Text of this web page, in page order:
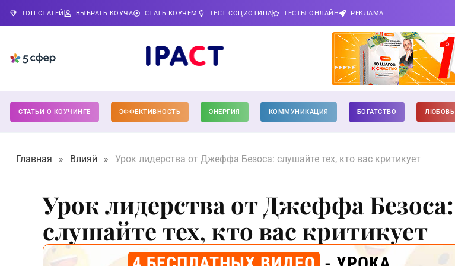
ТОП СТАТЕЙ ВЫБРАТЬ КОУЧА СТАТЬ КОУЧЕМ ТЕСТ СОЦИОТИПА ТЕСТЫ ОНЛАЙН РЕКЛАМА
СТАТЬИ О КОУЧИНГЕ ЭФФЕКТИВНОСТЬ ЭНЕРГИЯ КОММУНИКАЦИЯ БОГАТСТВО ЛЮБОВЬ
Главная » Влияй » Урок лидерства от Джеффа Безоса: слушайте тех, кто вас критикует
Урок лидерства от Джеффа Безоса:
слушайте тех, кто вас критикует